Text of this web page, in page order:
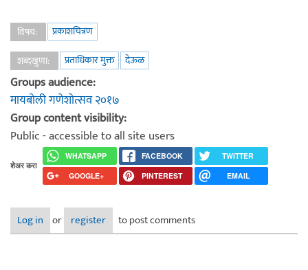
विषय:
प्रकाशचित्रण
शब्दखुणा:
प्रताधिकार मुक्त देऊळ
Groups audience:
मायबोली गणेशोत्सव २०१७
Group content visibility:
Public - accessible to all site users
शेअर करा
WHATSAPP FACEBOOK
TWITTER
GOOGLE+
PINTEREST EMAIL
Log in or register to post comments